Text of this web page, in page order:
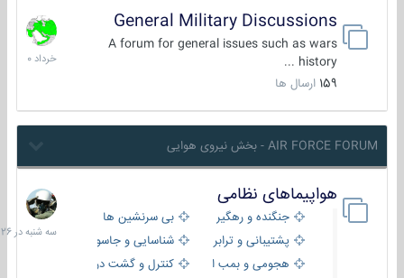
General Military Discussions
A forum for general issues such as wars
history ...
159 ارسال ها
10
خرداد
1400
AIR FORCE FORUM - بخش نیروی هوایی
هواپیماهای نظامی
جنگنده و رهگیر
بی سرنشین ها
پشتیبانی و ترابری
شناسایی و جاسوسی
هجومی و بمب افکن
کنترل و گشت دریایی
سه
شنبه
در